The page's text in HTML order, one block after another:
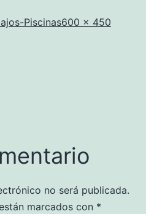
PiscinasTamaño
600 × 450
no será publicada.
marcados con *